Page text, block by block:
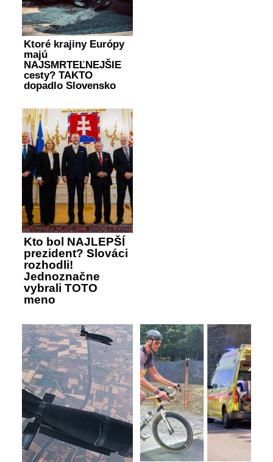
Ktoré krajiny Európy
majú
NAJSMRTEĽNEJŠIE
cesty? TAKTO
dopadlo Slovensko
Kto bol NAJLEPŠÍ
prezident? Slováci
rozhodli!
Jednoznačne
vybrali TOTO
meno